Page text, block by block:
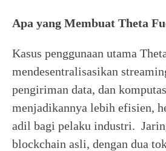
Apa yang Membuat Theta
Kasus penggunaan utama
mendesentralisasikan
pengiriman data, dan
menjadikannya lebih efisien,
adil bagi pelaku industri.
blockchain asli, dengan dua